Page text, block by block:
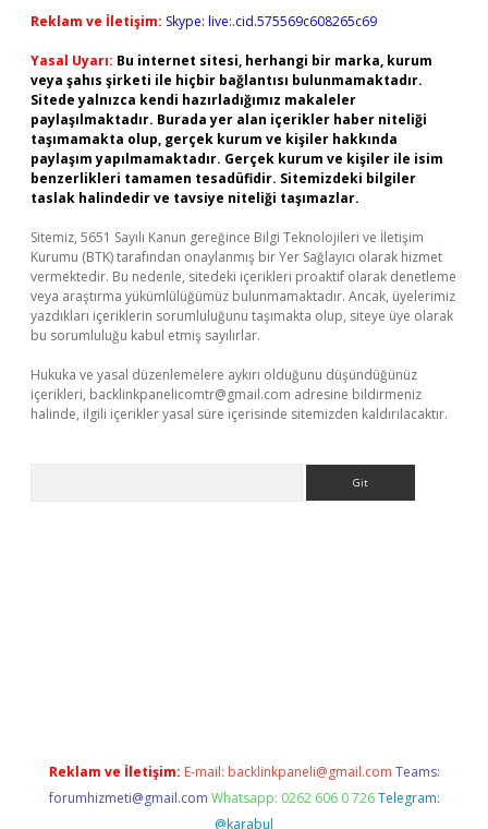
Reklam ve İletişim: Skype: live:.cid.575569c608265c69
Yasal Uyarı: Bu internet sitesi, herhangi bir marka, kurum
veya şahıs şirketi ile hiçbir bağlantısı bulunmamaktadır.
Sitede yalnızca kendi hazırladığımız makaleler
paylaşılmaktadır. Burada yer alan içerikler haber niteliği
taşımamakta olup, gerçek kurum ve kişiler hakkında
paylaşım yapılmamaktadır. Gerçek kurum ve kişiler ile isim
benzerlikleri tamamen tesadüfidir. Sitemizdeki bilgiler
taslak halindedir ve tavsiye niteliği taşımazlar.
Sitemiz, 5651 Sayılı Kanun gereğince Bilgi Teknolojileri ve İletişim
Kurumu (BTK) tarafından onaylanmış bir Yer Sağlayıcı olarak hizmet
vermektedir. Bu nedenle, sitedeki içerikleri proaktif olarak denetleme
veya araştırma yükümlülüğümüz bulunmamaktadır. Ancak, üyelerimiz
yazdıkları içeriklerin sorumluluğunu taşımakta olup, siteye üye olarak
bu sorumluluğu kabul etmiş sayılırlar.
Hukuka ve yasal düzenlemelere aykırı olduğunu düşündüğünüz
içerikleri, backlinkpanelicomtr@gmail.com adresine bildirmeniz
halinde, ilgili içerikler yasal süre içerisinde sitemizden kaldırılacaktır.
Reklam ve İletişim: E-mail: backlinkpaneli@gmail.com Teams:
forumhizmeti@gmail.com Whatsapp: 0262 606 0 726 Telegram:
@karabul